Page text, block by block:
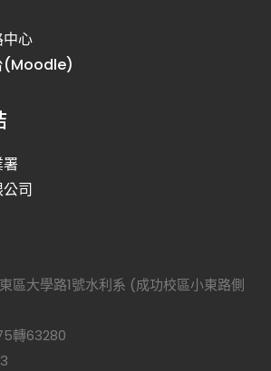
心
(Moodle)
署
司
區大學路1號水利系 (成功校區小東路側
轉63280